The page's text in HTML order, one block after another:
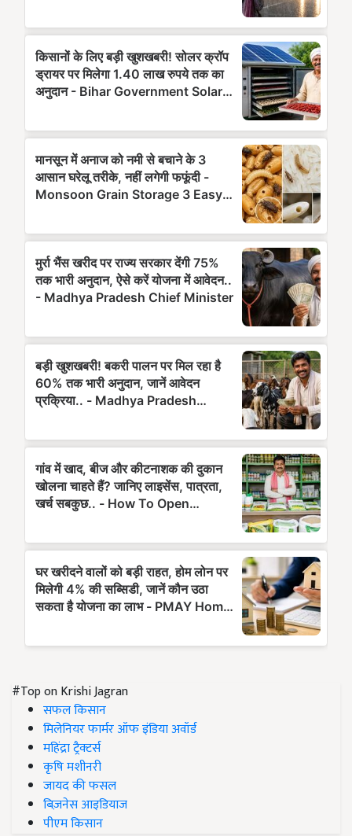
#Top on Krishi Jagran
सफल किसान
मिलेनियर फार्मर ऑफ इंडिया अवॉर्ड
महिंद्रा ट्रैक्टर्स
कृषि मशीनरी
जायद की फसल
बिज़नेस आइडियाज
पीएम किसान